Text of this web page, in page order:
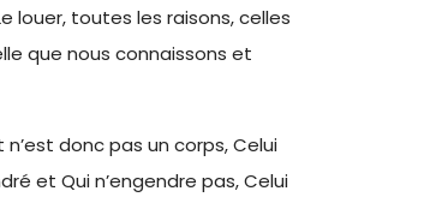
louer, toutes les raisons, celles
que nous connaissons et
donc pas un corps, Celui
et Qui n’engendre pas, Celui